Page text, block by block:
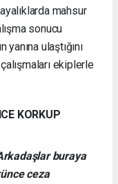
mahsur
sonucu
ulaştığını
ekiplerle
KORKUP
buraya
ceza